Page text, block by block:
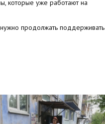
которые уже работают на
продолжать поддерживать